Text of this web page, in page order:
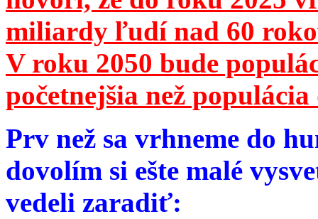
miliardy ľudí nad 60
V roku 2050 bude
početnejšia než
Prv než sa vrhneme do
dovolím si ešte malé
vedeli zaradiť: